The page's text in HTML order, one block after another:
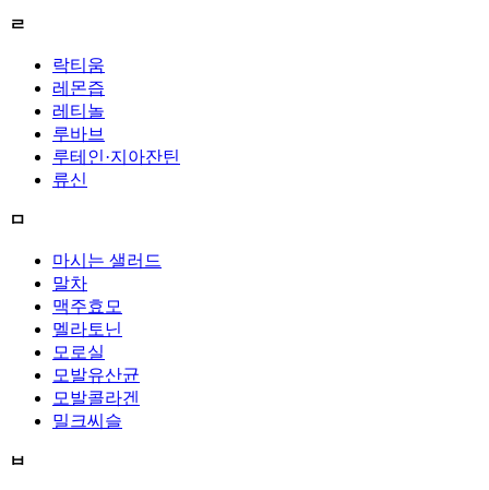
ㄹ
락티움
레몬즙
레티놀
루바브
루테인·지아잔틴
류신
ㅁ
마시는 샐러드
말차
맥주효모
멜라토닌
모로실
모발유산균
모발콜라겐
밀크씨슬
ㅂ